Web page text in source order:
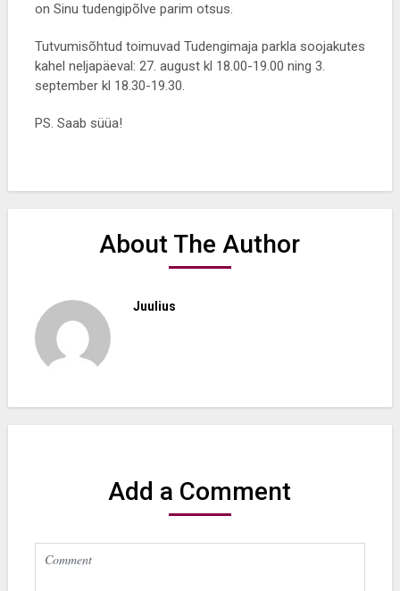
on Sinu tudengipõlve parim otsus.
Tutvumisõhtud toimuvad Tudengimaja parkla soojakutes
kahel neljapäeval: 27. august kl 18.00-19.00 ning 3.
september kl 18.30-19.30.
PS. Saab süüa!
About The Author
Juulius
Add a Comment